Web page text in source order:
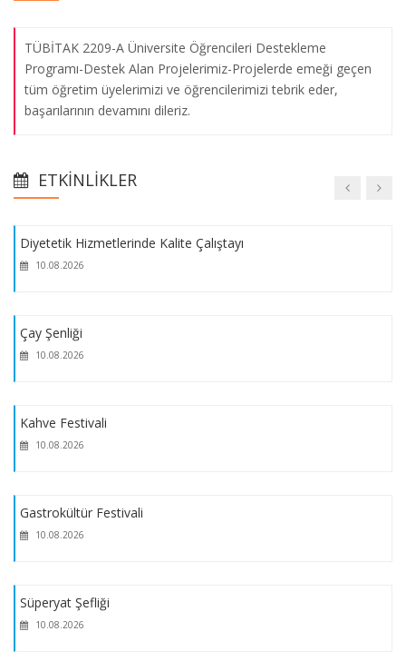
TÜBİTAK 2209-A Üniversite Öğrencileri Destekleme
Programı-Destek Alan Projelerimiz-Projelerde emeği geçen
tüm öğretim üyelerimizi ve öğrencilerimizi tebrik eder,
başarılarının devamını dileriz.
Programı-Destek Alan Projelerimiz-Projelerde emeği geçen
ETKINLIKLER
Besin Etiketi Okuma
10.08.2026
10.08.2026
Diyetetik Hizmetlerinde Kalite Çalıştayı
10.08.2026
Çay Şenliği
10.08.2026
Kahve Festivali
10.08.2026
Gastrokültür Festivali
10.08.2026
Süperyat Şefliği
10.08.2026